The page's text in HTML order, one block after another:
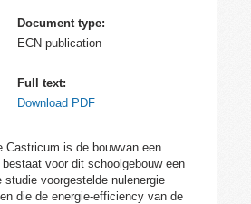
Document type:
ECN publication
Full text:
Download PDF
Castricum is de bouwvan een
voor dit schoolgebouw een
voorgestelde nulenergie
die de energie-efficiency van de